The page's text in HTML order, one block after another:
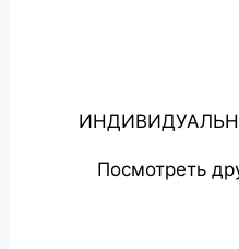
Посмотреть